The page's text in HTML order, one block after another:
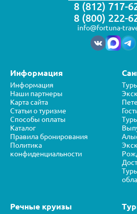
8 (812) 717-
8 (800) 222-
info@fortuna-
Информация
Информация
Наши партнеры
Карта сайта
Статьи о туризме
Способы оплаты
Каталог
Правила бронирования
Политика
конфиденциальности
Речные круизы